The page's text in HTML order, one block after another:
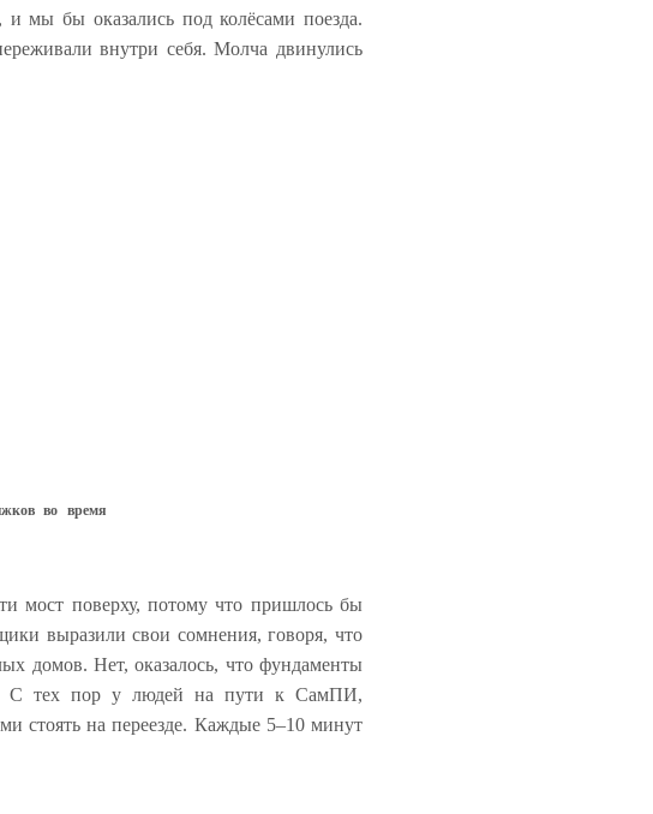
мы бы оказались под колёсами поезда.
внутри себя. Молча двинулись
мост поверху, потому что пришлось бы
выразили свои сомнения, говоря, что
домов. Нет, оказалось, что фундаменты
С тех пор у людей на пути к СамПИ,
стоять на переезде. Каждые 5–10 минут